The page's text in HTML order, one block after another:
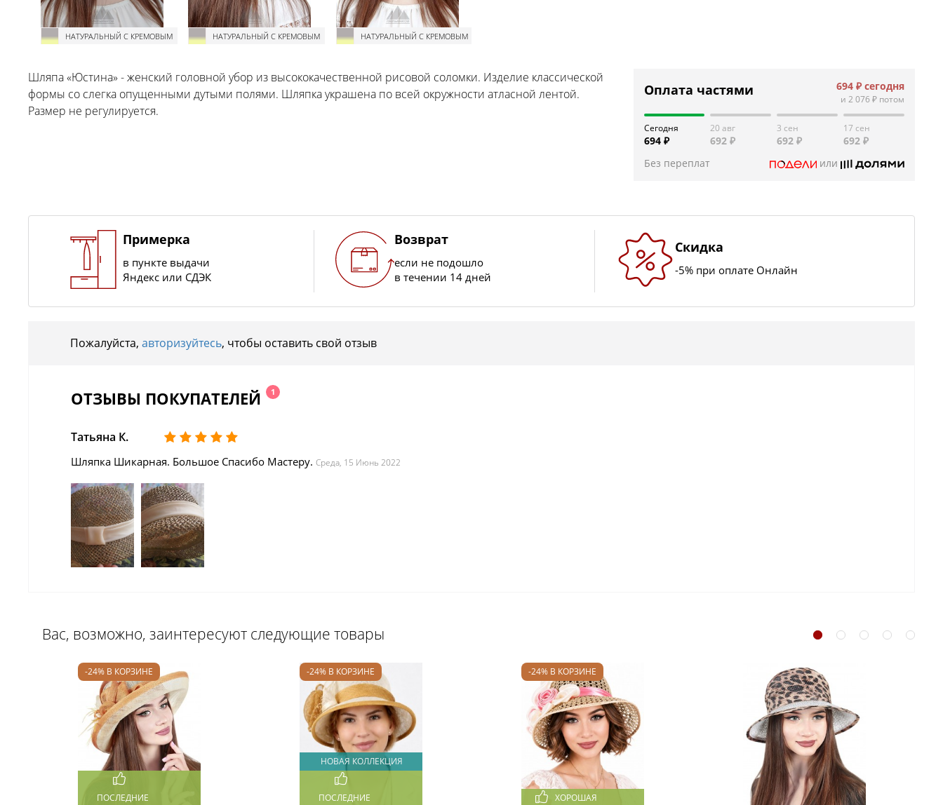
НАТУРАЛЬНЫЙ С КРЕМОВЫМ НАТУРАЛЬНЫЙ С КРЕМОВЫМ НАТУРАЛЬНЫЙ С КРЕМОВЫМ
Шляпа «Юстина» - женский головной убор из высококачественной рисовой соломки. Изделие классической
формы со слегка опущенными дутыми полями. Шляпка украшена по всей окружности атласной лентой.
Размер не регулируется.
Оплата частями 694 ₽сегодня
и 2 076 ₽потом
Сегодня
694 ₽
20 авг
692 ₽
3 сен
692 ₽
17 сен
692 ₽
Без переплат
или
Примерка
в пункте выдачи
Яндекс или СДЭК
Возврат
если не подошло
в течении 14 дней
Скидка
-5% при оплате Онлайн
Пожалуйста, авторизуйтесь, чтобы оставить свой отзыв
ОТЗЫВЫ ПОКУПАТЕЛЕЙ 1
Татьяна К.
Шляпка Шикарная. Большое Спасибо Мастеру. Среда, 15 Июнь 2022
Вас, возможно, заинтересуют следующие товары
-24% В КОРЗИНЕ
ПОСЛЕДНИЕ
-24% В КОРЗИНЕ
НОВАЯ КОЛЛЕКЦИЯ
ПОСЛЕДНИЕ
-24% В КОРЗИНЕ
ХОРОШАЯ